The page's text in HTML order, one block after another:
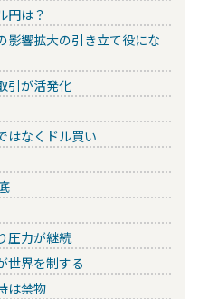
円は？
響拡大の引き立て役にな
引が活発化
なくドル買い
圧力が継続
界を制する
は禁物